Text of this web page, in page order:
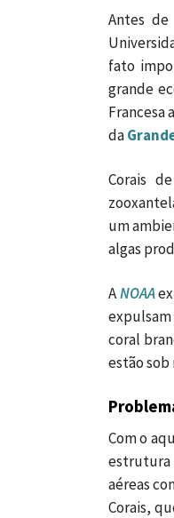
Antes
fato
grande
Francesa
da
Corais
um
algas
ANOAA
coral
estão sob
Com o
estrutura
aéreas
Corais,